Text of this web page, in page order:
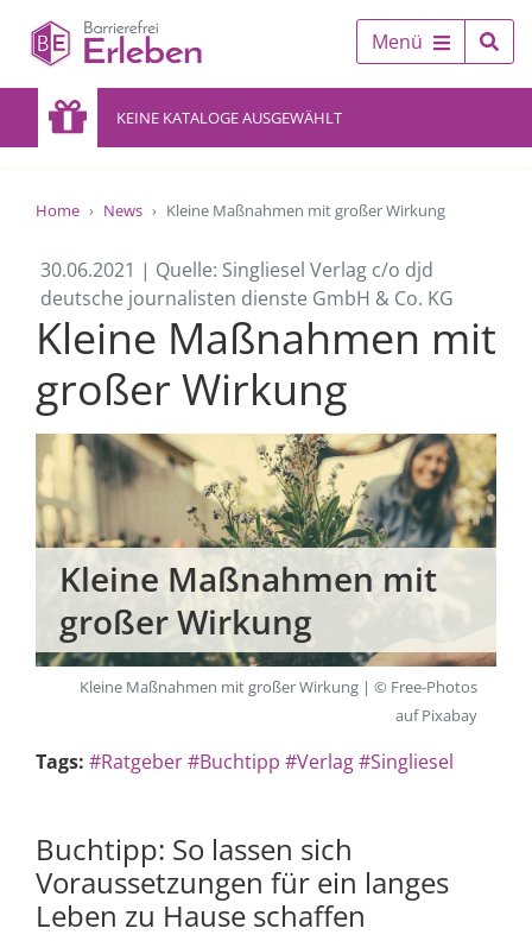
Menü
KEINE KATALOGE AUSGEWÄHLT
Home News Kleine Maßnahmen mit großer Wirkung
30.06.2021 | Quelle: Singliesel Verlag c/o djd
deutsche journalisten dienste GmbH & Co. KG
Kleine Maßnahmen mit
großer Wirkung
Kleine Maßnahmen mit
großer Wirkung
Kleine Maßnahmen mit großer Wirkung | © Free-Photos
auf Pixabay
Tags: #Ratgeber#Buchtipp #Verlag#Singliesel
Buchtipp: So lassen sich
Voraussetzungen für ein langes
Leben zu Hause schaffen